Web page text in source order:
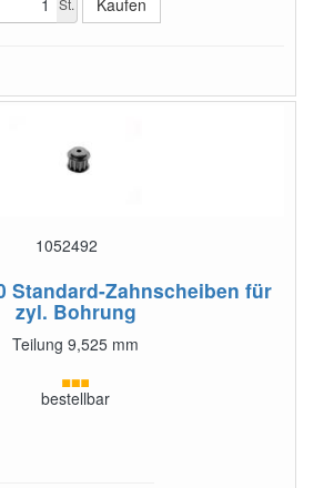
St.
1052492
Standard-Zahnscheiben für
zyl. Bohrung
Teilung 9,525 mm
bestellbar